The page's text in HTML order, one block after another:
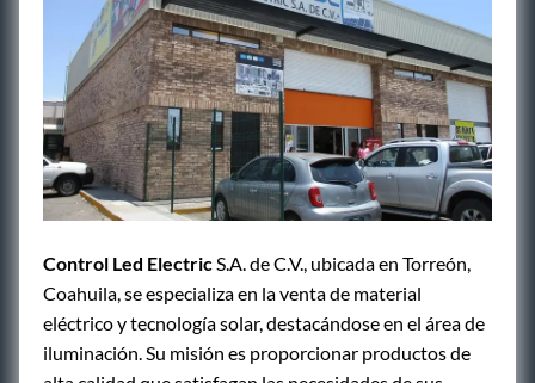
Control Led Electric S.A. de C.V., ubicada en Torreón,
Coahuila, se especializa en la venta de material
eléctrico y tecnología solar, destacándose en el área de
iluminación. Su misión es proporcionar productos de